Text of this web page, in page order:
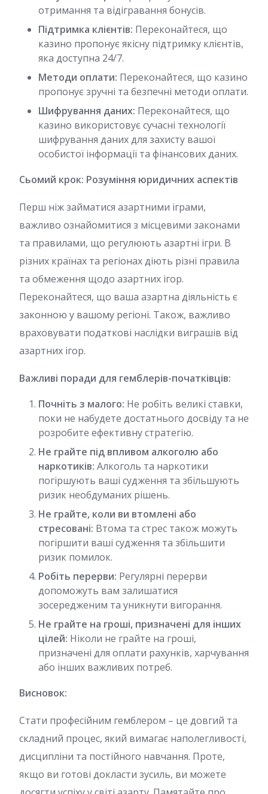
отримання та відігравання бонусів.
Підтримка клієнтів: Переконайтеся, що
казино пропонує якісну підтримку клієнтів,
яка доступна 24/7.
Методи оплати: Переконайтеся, що казино
пропонує зручні та безпечні методи оплати.
Шифрування даних: Переконайтеся, що
казино використовує сучасні технології
шифрування даних для захисту вашої
особистої інформації та фінансових даних.
Сьомий крок: Розуміння юридичних аспектів
Перш ніж займатися азартними іграми,
важливо ознайомитися з місцевими законами
та правилами, що регулюють азартні ігри. В
різних країнах та регіонах діють різні правила
та обмеження щодо азартних ігор.
Переконайтеся, що ваша азартна діяльність є
законною у вашому регіоні. Також, важливо
враховувати податкові наслідки виграшів від
азартних ігор.
Важливі поради для гемблерів-початківців:
Почніть з малого: Не робіть великі ставки,
поки не набудете достатнього досвіду та не
розробите ефективну стратегію.
Не грайте під впливом алкоголю або
наркотиків: Алкоголь та наркотики
погіршують ваші судження та збільшують
ризик необдуманих рішень.
Не грайте, коли ви втомлені або
стресовані: Втома та стрес також можуть
погіршити ваші судження та збільшити
ризик помилок.
Робіть перерви: Регулярні перерви
допоможуть вам залишатися
зосередженим та уникнути вигорання.
Не грайте на гроші, призначені для інших
цілей: Ніколи не грайте на гроші,
призначені для оплати рахунків, харчування
або інших важливих потреб.
Висновок:
Стати професійним гемблером – це довгий та
складний процес, який вимагає наполегливості,
дисципліни та постійного навчання. Проте,
якщо ви готові докласти зусиль, ви можете